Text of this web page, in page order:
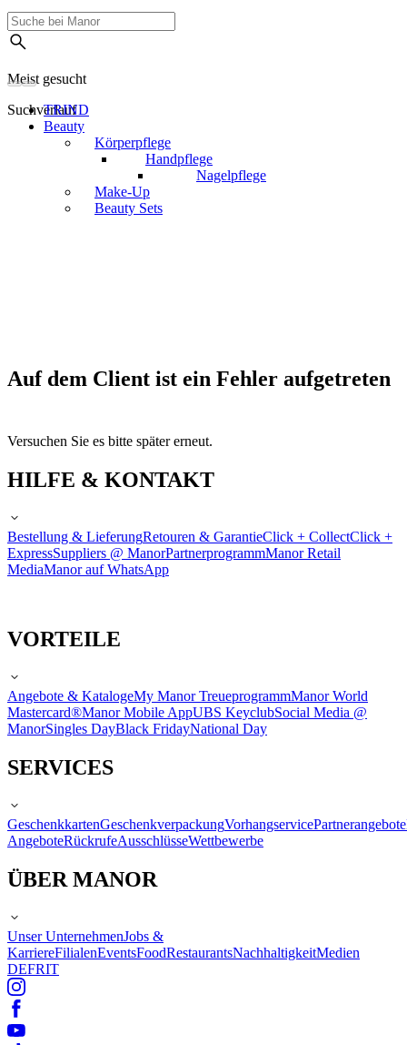
Meist gesucht
Suchverlauf
TRIND
Beauty
Körperpflege
Handpflege
Nagelpflege
Make-Up
Beauty Sets
Auf dem Client ist ein Fehler aufgetreten
Versuchen Sie es bitte später erneut.
HILFE & KONTAKT
Bestellung & LieferungRetouren & GarantieClick + CollectClick +
ExpressSuppliers @ ManorPartnerprogrammManor Retail
MediaManor auf WhatsApp
VORTEILE
Angebote & KatalogeMy Manor TreueprogrammManor World
Mastercard®Manor Mobile AppUBS KeyclubSocial Media @
ManorSingles DayBlack FridayNational Day
SERVICES
GeschenkkartenGeschenkverpackungVorhangservicePartnerangebote
AngeboteRückrufeAusschlüsseWettbewerbe
ÜBER MANOR
Unser UnternehmenJobs &
KarriereFilialenEventsFoodRestaurantsNachhaltigkeitMedien
DEFRIT